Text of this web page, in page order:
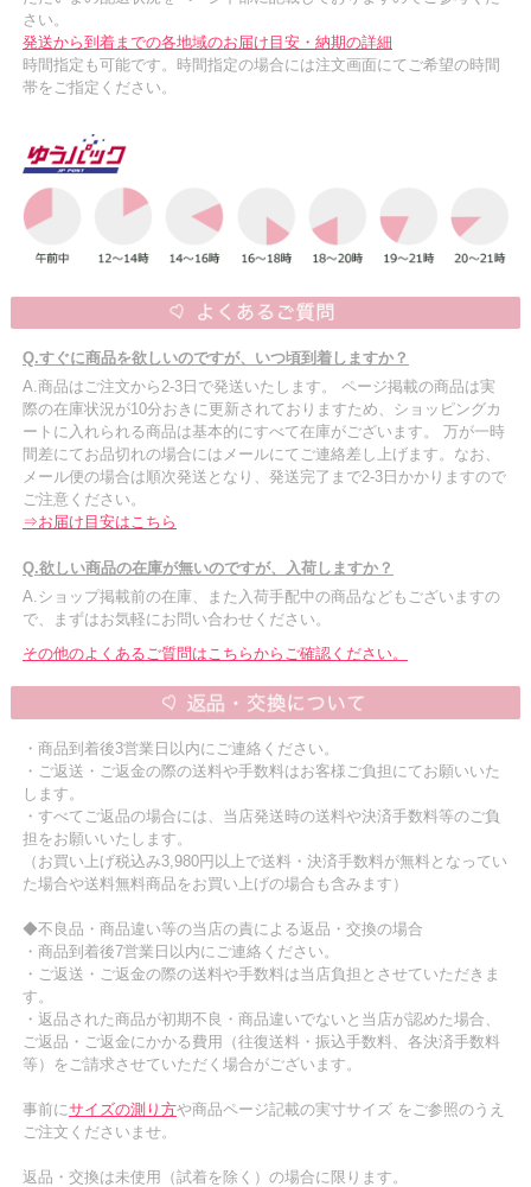
さい。
発送から到着までの各地域のお届け目安・納期の詳細
時間指定も可能です。時間指定の場合には注文画面にてご希望の時間
帯をご指定ください。
Q.すぐに商品を欲しいのですが、いつ頃到着しますか？
A.商品はご注文から2-3日で発送いたします。 ページ掲載の商品は実
際の在庫状況が10分おきに更新されておりますため、ショッピングカ
ートに入れられる商品は基本的にすべて在庫がございます。 万が一時
間差にてお品切れの場合にはメールにてご連絡差し上げます。なお、
メール便の場合は順次発送となり、発送完了まで2-3日かかりますので
ご注意ください。
⇒お届け目安はこちら
Q.欲しい商品の在庫が無いのですが、入荷しますか？
A.ショップ掲載前の在庫、また入荷手配中の商品などもございますの
で、まずはお気軽にお問い合わせください。
その他のよくあるご質問はこちらからご確認ください。
・商品到着後3営業日以内にご連絡ください。
・ご返送・ご返金の際の送料や手数料はお客様ご負担にてお願いいた
します。
・すべてご返品の場合には、当店発送時の送料や決済手数料等のご負
担をお願いいたします。
（お買い上げ税込み3,980円以上で送料・決済手数料が無料となってい
た場合や送料無料商品をお買い上げの場合も含みます）
◆不良品・商品違い等の当店の責による返品・交換の場合
・商品到着後7営業日以内にご連絡ください。
・ご返送・ご返金の際の送料や手数料は当店負担とさせていただきま
す。
・返品された商品が初期不良・商品違いでないと当店が認めた場合、
ご返品・ご返金にかかる費用（往復送料・振込手数料、各決済手数料
等）をご請求させていただく場合がございます。
事前にサイズの測り方や商品ページ記載の実寸サイズ をご参照のうえ
ご注文くださいませ。
返品・交換は未使用（試着を除く）の場合に限ります。